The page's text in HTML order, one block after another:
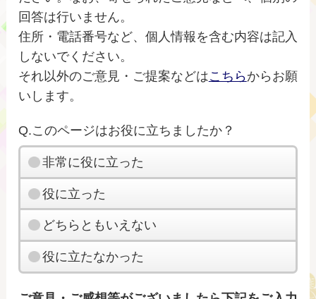
回答は行いません。
住所・電話番号など、個人情報を含む内容は記入
しないでください。
それ以外のご意見・ご提案などはこちらからお願
いします。
Q.このページはお役に立ちましたか？
非常に役に立った
役に立った
どちらともいえない
役に立たなかった